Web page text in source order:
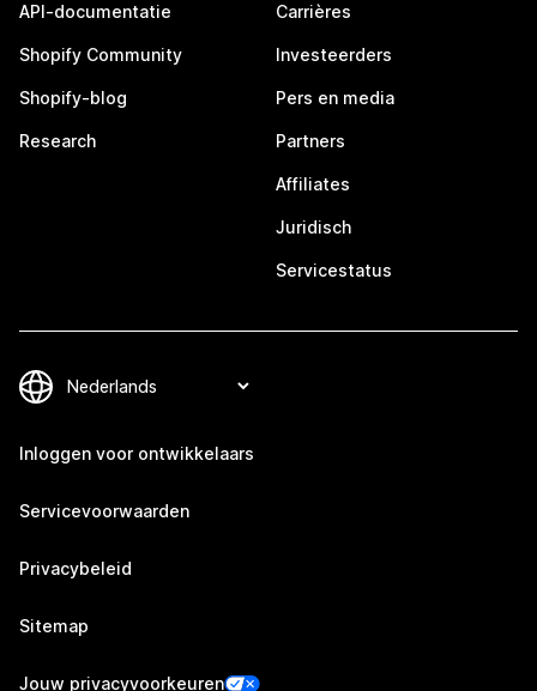
API-documentatie
Shopify Community
Shopify-blog
Research
Carrières
Investeerders
Pers en media
Partners
Affiliates
Juridisch
Servicestatus
Inloggen voor ontwikkelaars
Servicevoorwaarden
Privacybeleid
Sitemap
Jouw privacyvoorkeuren